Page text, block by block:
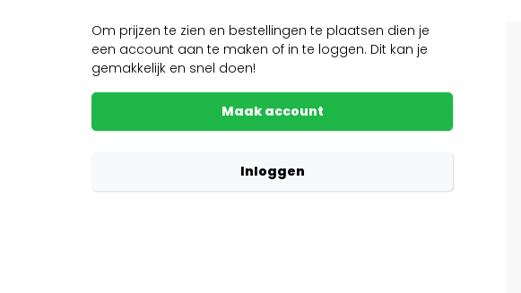
Om prijzen te zien en bestellingen te plaatsen dien je
een account aan te maken of in te loggen. Dit kan je
gemakkelijk en snel doen!
Maak account
Inloggen